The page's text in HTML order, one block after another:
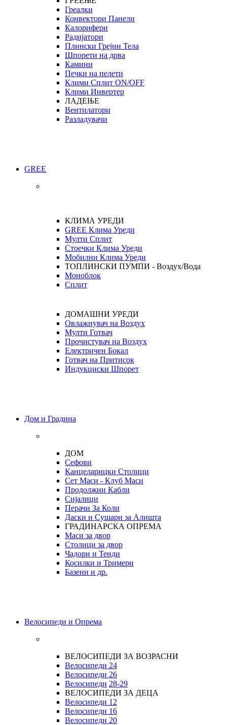
Греалки
Конвектори Панели
Калорифери
Радијатори
Плински Грејни Тела
Шпорети на дрва
Камини
Печки на пелети
Клими Сплит ON/OFF
Клими Инвертер
ЛАДЕЊЕ
Вентилатори
Разладувачи
GREE
КЛИМА УРЕДИ
GREE Клима Уреди
Мулти Сплит
Стоечки Клима Уреди
Мобилни Клима Уреди
ТОПЛИНСКИ ПУМПИ - Воздух/Вода
Моноблок
Сплит
ДОМАШНИ УРЕДИ
Овлажнувач на Воздух
Мулти Готвач
Прочистувач на Воздух
Електричен Бокал
Готвач на Притисок
Индукциски Шпорет
Дом и Градина
ДОМ
Сефови
Канцеларицки Столици
Сет Маси - Клуб Маси
Продолжни Кабли
Сијалици
Перачи За Коли
Даски и Сушари за Алишта
ГРАДИНАРСКА ОПРЕМА
Маси за двор
Столици за двор
Чадори и Тенди
Косилки и Тримери
Базени и др.
Велосипеди и Опрема
ВЕЛОСИПЕДИ ЗА ВОЗРАСНИ
Велосипеди 24
Велосипеди 26
Велосипеди 28-29
ВЕЛОСИПЕДИ ЗА ДЕЦА
Велосипеди 12
Велосипеди 16
Велосипеди 20